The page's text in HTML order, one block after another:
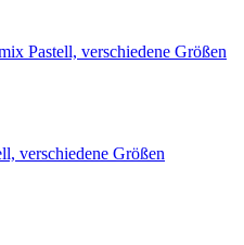
Pastell, verschiedene Größen
verschiedene Größen